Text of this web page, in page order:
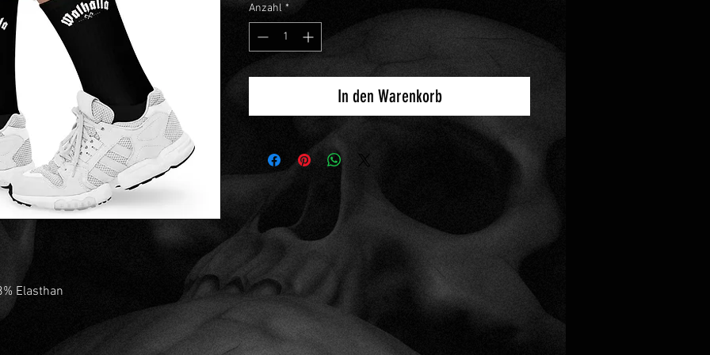
Elasthan
Anzahl *
In den Warenkorb